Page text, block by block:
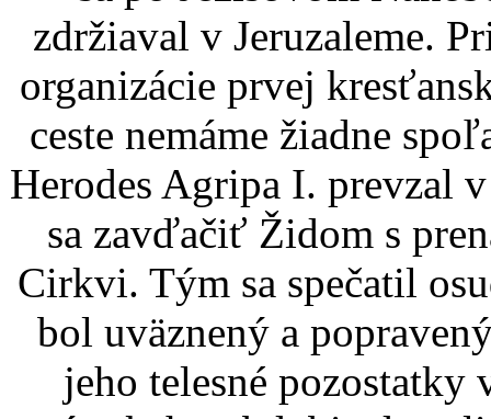
zdržiaval v Jeruzaleme.
organizácie prvej
ceste nemáme žiadne
Herodes Agripa I. prevzal
sa zavďačiť Židom s
Cirkvi. Tým sa spečatil
bol uväznený a
jeho telesné pozostatky